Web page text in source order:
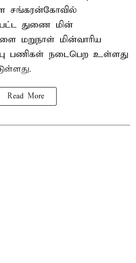
சங்கரன்கோவில்
துணை மின்
மறுநாள் மின்வாரிய
பணிகள் நடைபெற உள்ளது
Read More